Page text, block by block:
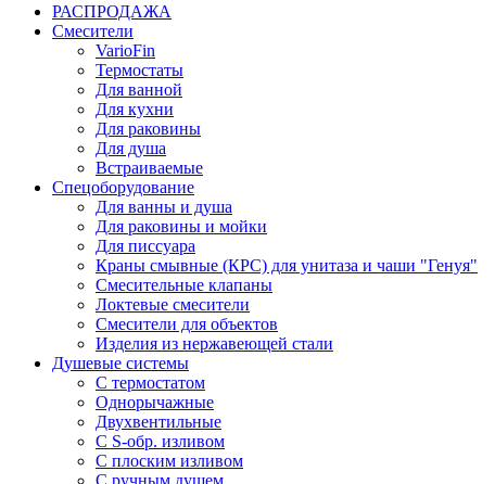
РАСПРОДАЖА
Смесители
VarioFin
Термостаты
Для ванной
Для кухни
Для раковины
Для душа
Встраиваемые
Спецоборудование
Для ванны и душа
Для раковины и мойки
Для писсуара
Краны смывные (КРС) для унитаза и чаши "Генуя"
Смесительные клапаны
Локтевые смесители
Смесители для объектов
Изделия из нержавеющей стали
Душевые системы
С термостатом
Однорычажные
Двухвентильные
С S-обр. изливом
С плоским изливом
С ручным душем